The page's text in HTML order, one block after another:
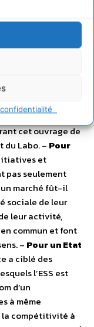
sens qu’en
société
ainsi qu’il
à partir du
au
cet ouvrage de
du Labo. – Pour
et
pas seulement
marché fût-il
sociale de leur
leur activité,
commun et font
– Pour un Etat
a ciblé des
l’ESS est
d’un
à même
la compétitivité à